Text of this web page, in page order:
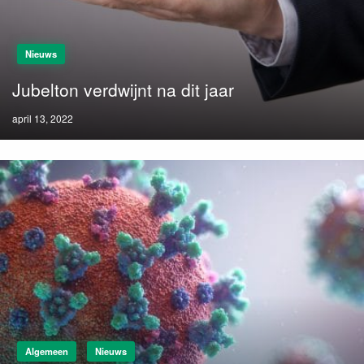
Nieuws
Jubelton verdwijnt na dit jaar
Posted
on
april 13, 2022
Algemeen Nieuws